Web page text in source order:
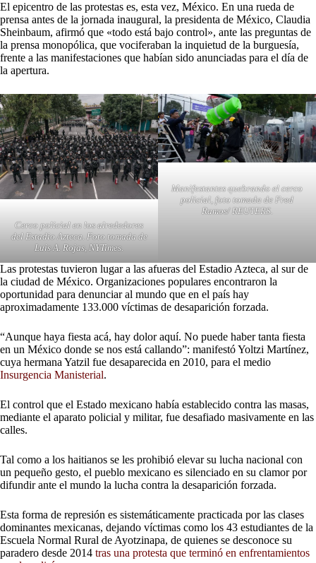
El epicentro de las protestas es, esta vez, México. En una rueda de
prensa antes de la jornada inaugural, la presidenta de México, Claudia
Sheinbaum, afirmó que «todo está bajo control», ante las preguntas de
la prensa monopólica, que vociferaban la inquietud de la burguesía,
frente a las manifestaciones que habían sido anunciadas para el día de
la apertura.
Cerco policial en los alrededores
del Estadio Azteca. Foto tomada de
Luis A. Rojas, NYTimes.
Manifestantes quebrando el cerco
policial, foto tomada de Fred
Ramos/ REUTERS.
Las protestas tuvieron lugar a las afueras del Estadio Azteca, al sur de
la ciudad de México. Organizaciones populares encontraron la
oportunidad para denunciar al mundo que en el país hay
aproximadamente 133.000 víctimas de desaparición forzada.
“Aunque haya fiesta acá, hay dolor aquí. No puede haber tanta fiesta
en un México donde se nos está callando”: manifestó Yoltzi Martínez,
cuya hermana Yatzil fue desaparecida en 2010, para el medio
Insurgencia Manisterial.
El control que el Estado mexicano había establecido contra las masas,
mediante el aparato policial y militar, fue desafiado masivamente en las
calles.
Tal como a los haitianos se les prohibió elevar su lucha nacional con
un pequeño gesto, el pueblo mexicano es silenciado en su clamor por
difundir ante el mundo la lucha contra la desaparición forzada.
Esta forma de represión es sistemáticamente practicada por las clases
dominantes mexicanas, dejando víctimas como los 43 estudiantes de la
Escuela Normal Rural de Ayotzinapa, de quienes se desconoce su
paradero desde 2014 tras una protesta que terminó en enfrentamientos